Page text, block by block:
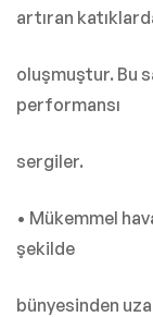
artıran
oluşmuştur. Bu
performansı
sergiler.
• Mükemmel
şekilde
bünyesinden